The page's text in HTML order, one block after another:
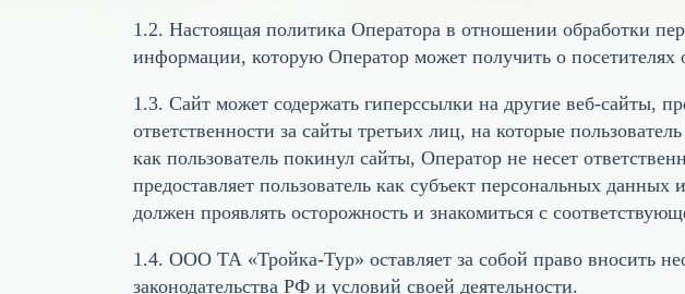
1.2. Настоящая политика Оператора в отношении обработки
информации, которую Оператор может получить о
1.3. Сайт может содержать гиперссылки на другие веб-сайты,
ответственности за сайты третьих лиц, на которые
как пользователь покинул сайты, Оператор не несет
предоставляет пользователь как субъект персональных
должен проявлять осторожность и знакомиться с
1.4. ООО ТА «Тройка-Тур» оставляет за собой право вносить
законодательства РФ и условий своей деятельности.